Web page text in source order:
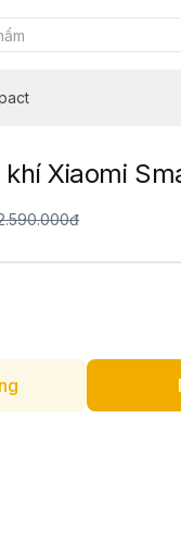
Xiaomi